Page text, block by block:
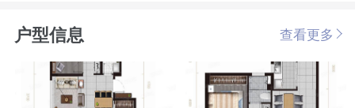
户型信息 查看更多